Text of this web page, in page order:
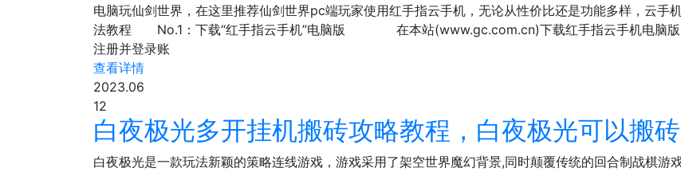
电脑玩仙剑世界，在这里推荐仙剑世界pc端玩家使用红手指云手机，无论从性价比还是功能多样，云
法教程 No.1：下载“红手指云手机”电脑版 在本站(www.gc.com.cn)下载红手指云手机电脑
注册并登录账
查看详情
2023.06
12
白夜极光多开挂机搬砖攻略教程，白夜极光可以搬
白夜极光是一款玩法新颖的策略连线游戏，游戏采用了架空世界魔幻背景,同时颠覆传统的回合制战棋